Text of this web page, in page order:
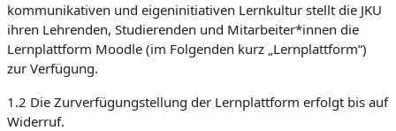
kommunikativen und eigeninitiativen Lernkultur stellt die JKU
ihren Lehrenden, Studierenden und Mitarbeiter*innen die
Lernplattform Moodle (im Folgenden kurz „Lernplattform“)
zur Verfügung.
1.2 Die Zurverfügungstellung der Lernplattform erfolgt bis auf
Widerruf.